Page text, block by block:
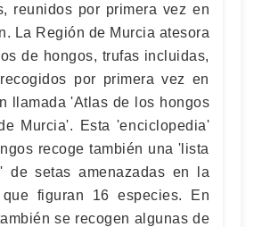
reunidos por primera vez en
La Región de Murcia atesora
de hongos, trufas incluidas,
por primera vez en
llamada 'Atlas de los hongos
Murcia'. Esta 'enciclopedia'
recoge también una 'lista
de setas amenazadas en la
figuran 16 especies. En
se recogen algunas de